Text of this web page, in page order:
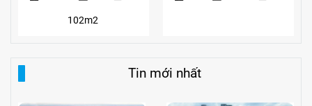
102m2
Tin mới nhất